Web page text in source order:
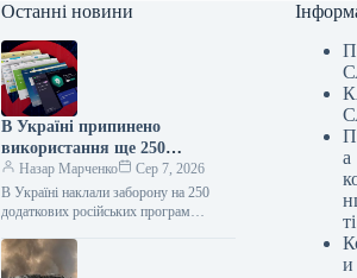
Останні новини
В Україні припинено
використання ще 250
російських програм та видів
техніки — Delo.ua
Назар Марченко
Сер 7, 2026
В Україні наклали заборону на 250
додаткових російських програм
спеціального зв’язку та захисту
інформації збільшила…
а
ті
и